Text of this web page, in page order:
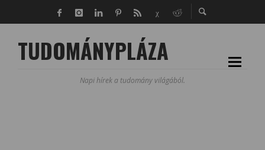
TUDOMÁNYPLÁZA
Napi hírek a tudomány világából.